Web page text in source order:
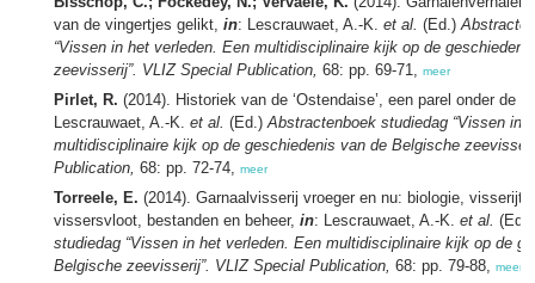
van de vingertjes gelikt, in: Lescrauwaet, A.-K. et al. (Ed.)
“Vissen in het verleden. Een multidisciplinaire kijk op de
zeevisserij”. VLIZ Special Publication, 68: pp. 69-71, meer
Pirlet, R. (2014). Historiek van de ‘Ostendaise’, een parel onder de
Lescrauwaet, A.-K. et al. (Ed.)Abstractenboek studiedag “Vissen in
multidisciplinaire kijk op de geschiedenis van de Belgische
Publication, 68: pp. 72-74, meer
Torreele, E. (2014). Garnaalvisserij vroeger en nu: biologie,
vissersvloot, bestanden en beheer, in: Lescrauwaet, A.-K. et al.
studiedag “Vissen in het verleden. Een multidisciplinaire kijk op de
Belgische zeevisserij”. VLIZ Special Publication, 68: pp. 79-88, meer